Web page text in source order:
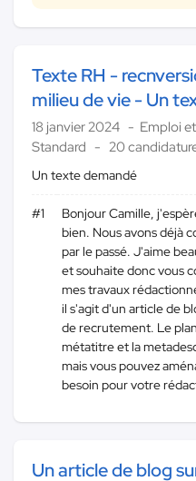
Texte RH -
milieu de vie - Un
18 janvier 2024 Emploi
Standard
20
Un texte demandé
#1
Bonjour Camille,
bien. Nous avons déjà
par le passé. J'aime
et souhaite donc vous
mes travaux
il s'agit d'un article de
de recrutement. Le
métatitre et la
mais vous pouvez
besoin pour votre
Un article de blog